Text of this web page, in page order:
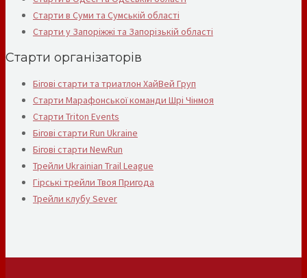
Старти в Суми та Сумській області
Старти у Запоріжжі та Запорізькій області
Старти організаторів
Бігові старти та триатлон ХайВей Груп
Старти Марафонської команди Шрі Чінмоя
Старти Triton Events
Бігові старти Run Ukraine
Бігові старти NewRun
Трейли Ukrainian Trail League
Гірські трейли Твоя Пригода
Трейли клубу Sever